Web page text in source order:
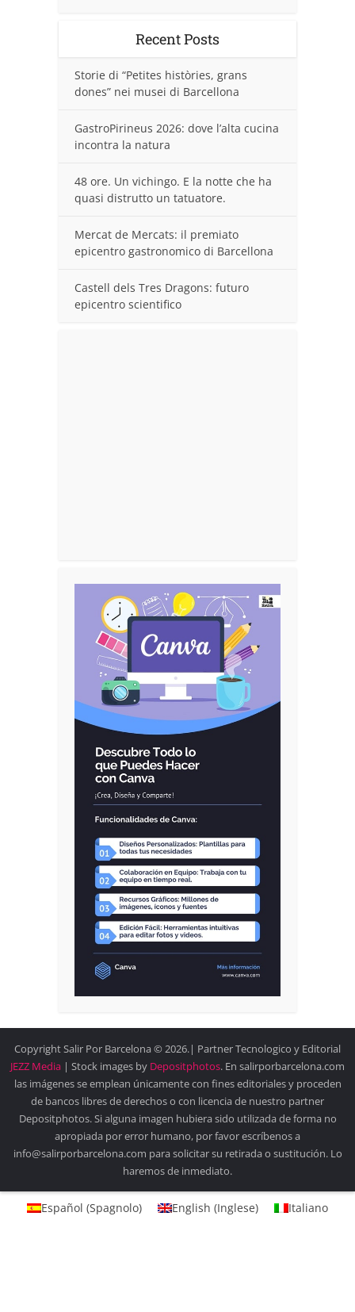
Recent Posts
Storie di “Petites històries, grans
dones” nei musei di Barcellona
GastroPirineus 2026: dove l’alta cucina
incontra la natura
48 ore. Un vichingo. E la notte che ha
quasi distrutto un tatuatore.
Mercat de Mercats: il premiato
epicentro gastronomico di Barcellona
Castell dels Tres Dragons: futuro
epicentro scientifico
Copyright Salir Por Barcelona © 2026.| Partner Tecnologico y Editorial
JEZZ Media | Stock images by Depositphotos. En salirporbarcelona.com
las imágenes se emplean únicamente con fines editoriales y proceden
de bancos libres de derechos o con licencia de nuestro partner
Depositphotos. Si alguna imagen hubiera sido utilizada de forma no
apropiada por error humano, por favor escríbenos a
info@salirporbarcelona.com para solicitar su retirada o sustitución. Lo
haremos de inmediato.
Español (Spagnolo) English (Inglese) Italiano